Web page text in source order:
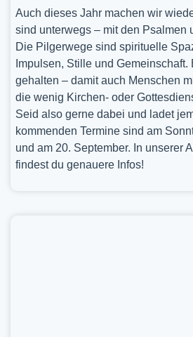
Auch dieses Jahr machen wir
sind unterwegs – mit den Psalmen
Die Pilgerwege sind spirituelle
Impulsen, Stille und Gemeinschaft.
gehalten – damit auch Menschen
die wenig Kirchen- oder
Seid also gerne dabei und ladet
kommenden Termine sind am
und am 20. September. In unserer
findest du genauere Infos!